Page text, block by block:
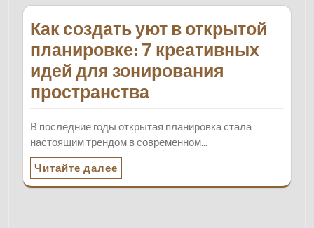
Как создать уют в открытой
планировке: 7 креативных
идей для зонирования
пространства
В последние годы открытая планировка стала
настоящим трендом в современном…
Читайте далее